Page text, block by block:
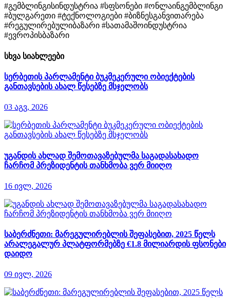
#გემბლინგისინდუსტრია #სფსონები #ონლაინგემბლინგი
#ბულგარეთი #ტექნოლოგიები #ბიზნესგანვითარება
#რეგულირებულიბაზარი #სათამაშოინდუსტრია
#ევროპისბაზარი
სხვა სიახლეები
სერბეთის პარლამენტი ბუკმეკერული ობიექტების
განთავსების ახალ წესებზე მსჯელობს
03 აგვ, 2026
უგანდის ახლად შემოთავაზებულმა საგადასახადო
ჩარჩომ პრეზიდენტის თანხმობა ვერ მიიღო
16 ივლ, 2026
საბერძნეთი: მარეგულირებლის შეფასებით, 2025 წელს
არალეგალურ პლატფორმებზე €1.8 მილიარდის ფსონები
დაიდო
09 ივლ, 2026